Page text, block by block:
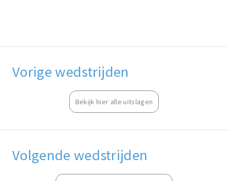
Vorige wedstrijden
Bekijk hier alle uitslagen
Volgende wedstrijden